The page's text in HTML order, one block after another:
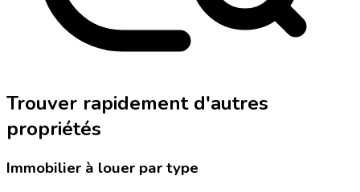
Trouver rapidement d'autres
propriétés
Immobilier à louer par type